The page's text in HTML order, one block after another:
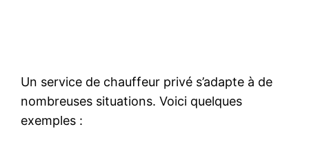
Un service de chauffeur privé s’adapte à de
nombreuses situations. Voici quelques
exemples :